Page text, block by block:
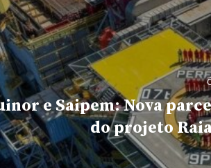
e Saipem: Nova
do projeto